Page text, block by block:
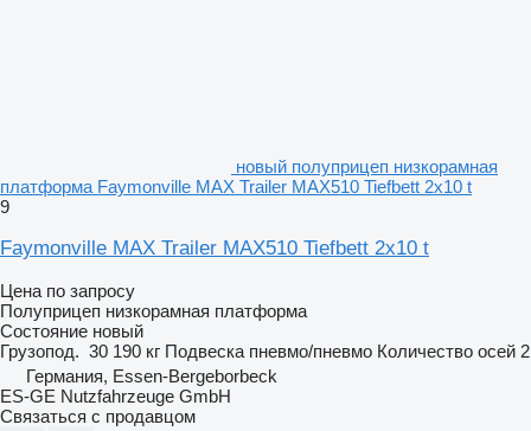
новый полуприцеп низкорамная
платформа Faymonville MAX Trailer MAX510 Tiefbett 2x10 t
9
Faymonville MAX Trailer MAX510 Tiefbett 2x10 t
Цена по запросу
Полуприцеп низкорамная платформа
Состояние новый
Грузопод. 30 190 кг Подвеска пневмо/пневмо Количество осей 2
Германия, Essen-Bergeborbeck
ES-GE Nutzfahrzeuge GmbH
Связаться с продавцом